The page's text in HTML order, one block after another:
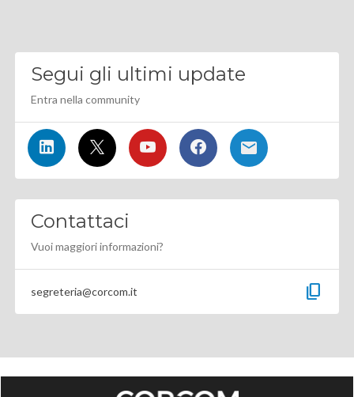
Segui gli ultimi update
Entra nella community
Contattaci
Vuoi maggiori informazioni?
segreteria@corcom.it content_copy